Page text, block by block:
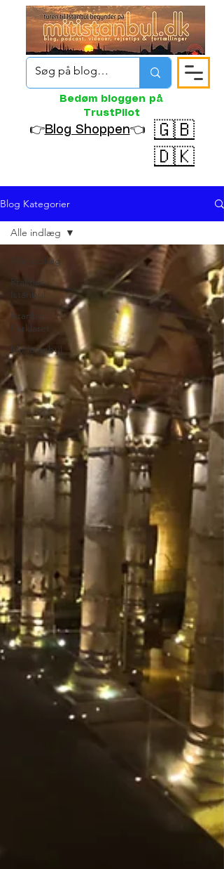
Bedøm bloggen på
TrustPilot
👉Blog Shoppen👈
🇬🇧
🇩🇰
Blog Kategorier
Alle indlæg
Praktisk
Istanbul
Istanbul
Forklaret
Mit Istanbul
Alle indlæg